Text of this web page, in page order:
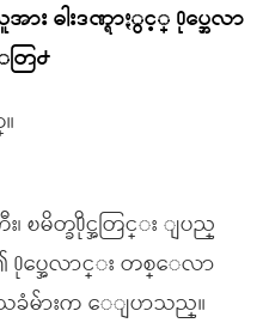
ဓါးဒဏ္ရာႏွင့္ ႐ုပ္အေလာ
ြ႕
မိတ္ခ႐ိုင္အတြင္း ျပည္
႐ုပ္အေလာင္း တစ္ေလာ
မ်ားက ေျပာသည္။